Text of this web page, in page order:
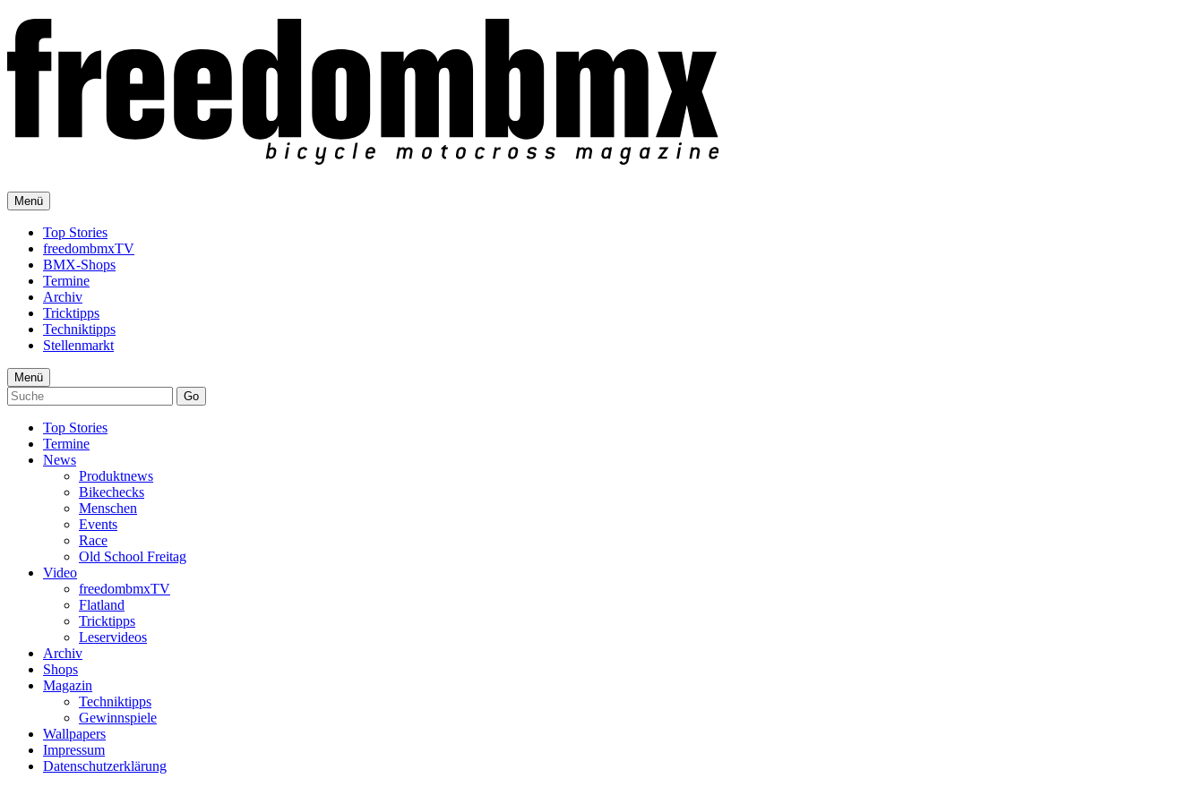
Menü
Top Stories
freedombmxTV
BMX-Shops
Termine
Archiv
Tricktipps
Techniktipps
Stellenmarkt
Menü
Go
Top Stories
Termine
News
Produktnews
Bikechecks
Menschen
Events
Race
Old School Freitag
Video
freedombmxTV
Flatland
Tricktipps
Leservideos
Archiv
Shops
Magazin
Techniktipps
Gewinnspiele
Wallpapers
Impressum
Datenschutzerklärung